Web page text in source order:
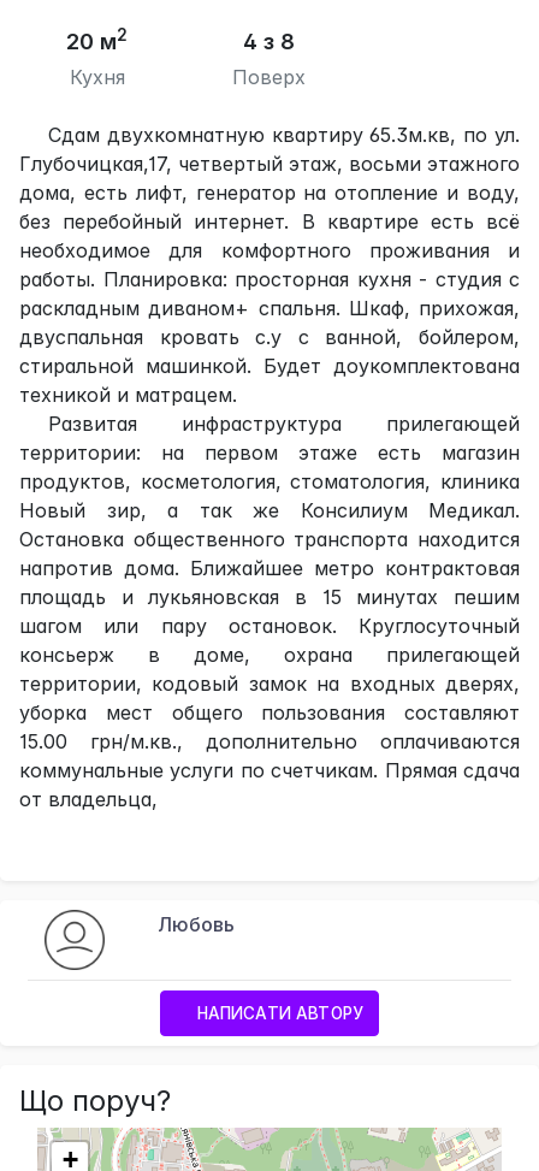
20 м2
Кухня
4 з 8
Поверх
Сдам двухкомнатную квартиру 65.3м.кв, по ул.
Глубочицкая,17, четвертый этаж, восьми этажного
дома, есть лифт, генератор на отопление и воду,
без перебойный интернет. В квартире есть всё
необходимое для комфортного проживания и
работы. Планировка: просторная кухня - студия с
раскладным диваном+ спальня. Шкаф, прихожая,
двуспальная кровать с.у с ванной, бойлером,
стиральной машинкой. Будет доукомплектована
техникой и матрацем.
Развитая инфраструктура прилегающей
территории: на первом этаже есть магазин
продуктов, косметология, стоматология, клиника
Новый зир, а так же Консилиум Медикал.
Остановка общественного транспорта находится
напротив дома. Ближайшее метро контрактовая
площадь и лукьяновская в 15 минутах пешим
шагом или пару остановок. Круглосуточный
консьерж в доме, охрана прилегающей
территории, кодовый замок на входных дверях,
уборка мест общего пользования составляют
15.00 грн/м.кв., дополнительно оплачиваются
коммунальные услуги по счетчикам. Прямая сдача
от владельца,
Любовь
НАПИСАТИ АВТОРУ
Що поруч?
+